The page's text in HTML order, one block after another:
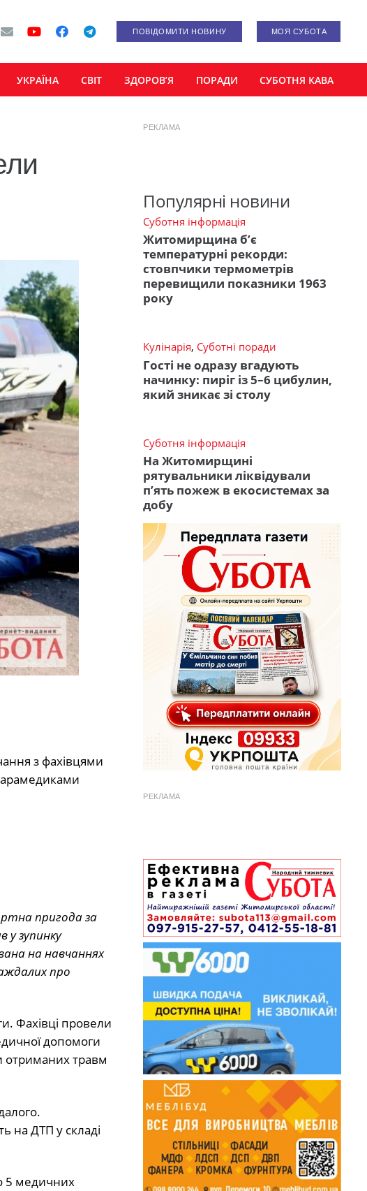
ПОВІДОМИТИ НОВИНУ МОЯ СУБОТА
УКРАЇНА СВІТ ЗДОРОВ’Я ПОРАДИ СУБОТНЯ КАВА
з фахівцями
пригода за
у зупинку
на навчаннях
про
Фахівці провели
допомоги
отриманих травм
на ДТП у складі
5 медичних
РЕКЛАМА
Популярні новини
Суботня інформація
Житомирщина б’є
температурні рекорди:
стовпчики термометрів
перевищили показники 1963
року
Кулінарія, Суботні поради
Гості не одразу вгадують
начинку: пиріг із 5–6 цибулин,
який зникає зі столу
Суботня інформація
На Житомирщині
рятувальники ліквідували
п’ять пожеж в екосистемах за
добу
РЕКЛАМА